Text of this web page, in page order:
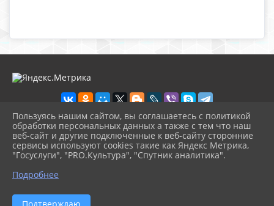
2026 г. bibl-sred.pavkult.ru
Вход
Карта сайта
Политика обработки персональных данных
Сделано на KubCMS
Разработка и поддержка
Пользуясь нашим сайтом, вы соглашаетесь с политикой
обработки персональных данных а также с тем что наш
веб-сайт и другие подключенные к веб-сайту сторонние
сервисы используют cookies такие как Яндекс Метрика,
"Госуслуги", "PRO.Культура", "Спутник аналитика".
Подробнее